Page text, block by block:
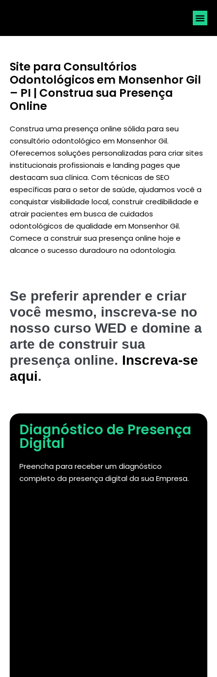
Site para Consultórios
Odontológicos em Monsenhor Gil
– PI | Construa sua Presença
Online
Construa uma presença online sólida para seu
consultório odontológico em Monsenhor Gil.
Oferecemos soluções personalizadas para criar sites
institucionais profissionais e landing pages que
destacam sua clínica. Com técnicas de SEO
específicas para o setor de saúde, ajudamos você a
conquistar visibilidade local, construir credibilidade e
atrair pacientes em busca de cuidados
odontológicos de qualidade em Monsenhor Gil.
Comece a construir sua presença online hoje e
alcance o sucesso duradouro na odontologia.
Se preferir aprender e criar
você mesmo, inscreva-se no
nosso curso WED e domine a
arte de construir sua
presença online. Inscreva-se
aqui.
Diagnóstico de Presença
Digital
Preencha para receber um diagnóstico
completo da presença digital da sua Empresa.